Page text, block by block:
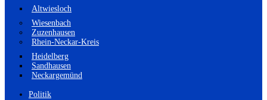
Altwiesloch
Wiesenbach
Zuzenhausen
Rhein-Neckar-Kreis
Heidelberg
Sandhausen
Neckargemünd
Politik